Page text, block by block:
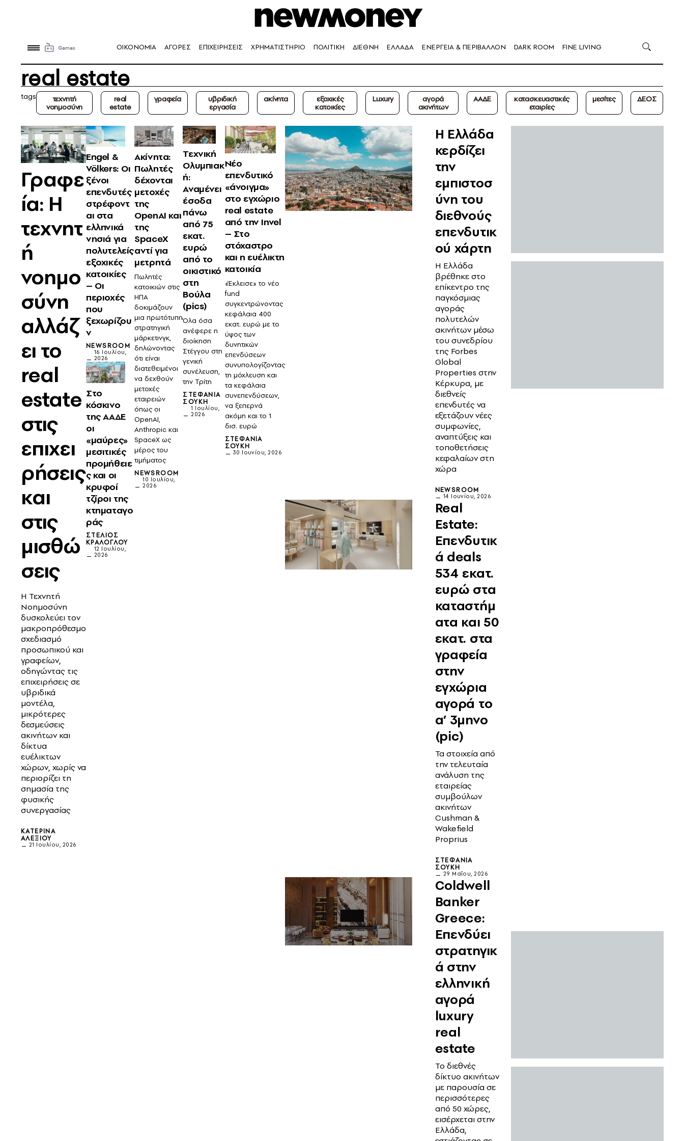
OIKONOMIA ΑΓΟΡΕΣ ΕΠΙΧΕΙΡΗΣΕΙΣ ΧΡΗΜΑΤΙΣΤΗΡΙΟ ΠΟΛΙΤΙΚΗ ΔΙΕΘΝΗ ΕΛΛΑΔΑ ΕΝΕΡΓΕΙΑ & ΠΕΡΙΒΑΛΛΟΝ DARK ROOM FINE LIVING
real estate
tags
τεχνητή
νοημοσύνη
real
estate
γραφεία
υβριδική
εργασία
ακίνητα
εξοχικές
κατοικίες
Luxury
αγορά
ακινήτων
ΑΑΔΕ
κατασκευαστικές
εταιρίες
μεσίτες ΔΕΟΣ
Γραφε
ία: Η
τεχνητ
ή
νοημο
σύνη
αλλάζ
ει το
real
estate
στις
επιχει
ρήσεις
και
στις
μισθώ
σεις
Η Τεχνητή
Νοημοσύνη
δυσκολεύει τον
μακροπρόθεσμο
σχεδιασμό
προσωπικού και
γραφείων,
οδηγώντας τις
επιχειρήσεις σε
υβριδικά
μοντέλα,
μικρότερες
δεσμεύσεις
ακινήτων και
δίκτυα
ευέλικτων
χώρων, χωρίς να
περιορίζει τη
σημασία της
φυσικής
συνεργασίας
ΚΑΤΕΡΊΝΑ
ΑΛΕΞΊΟΥ
21 Ιουλίου, 2026
Engel &
Völkers: Οι
ξένοι
επενδυτές
στρέφοντ
αι στα
ελληνικά
νησιά για
πολυτελείς
εξοχικές
κατοικίες
– Οι
περιοχές
που
ξεχωρίζου
ν
NEWSROOM
16 Ιουλίου,
2026
Στο
κόσκινο
της ΑΑΔΕ
οι
«μαύρες»
μεσιτικές
προμήθειε
ς και οι
κρυφοί
τζίροι της
κτηματαγο
ράς
ΣΤΈΛΙΟΣ
ΚΡΆΛΟΓΛΟΥ
12 Ιουλίου,
2026
Ακίνητα:
Πωλητές
δέχονται
μετοχές
της
OpenAI και
της
SpaceX
αντί για
μετρητά
Πωλητές
κατοικιών στις
ΗΠΑ
δοκιμάζουν
μια πρωτότυπη
στρατηγική
μάρκετινγκ,
δηλώνοντας
ότι είναι
διατεθειμένοι
να δεχθούν
μετοχές
εταιρειών
όπως οι
OpenAI,
Anthropic και
SpaceX ως
μέρος του
τιμήματος
NEWSROOM
10 Ιουλίου,
2026
Τεχνική
Ολυμπιακ
ή:
Αναμένει
έσοδα
πάνω
από 75
εκατ.
ευρώ
από το
οικιστικό
στη
Βούλα
(pics)
Όλα όσα
ανέφερε η
διοίκηση
Στέγγου στη
γενική
συνέλευση,
την Τρίτη
ΣΤΕΦΑΝΊΑ
ΣΟΎΚΗ
1 Ιουλίου,
2026
Νέο
επενδυτικό
«άνοιγμα»
στο εγχώριο
real estate
από την Invel
– Στο
στόχαστρο
και η ευέλικτη
κατοικία
«Έκλεισε» το νέο
fund
συγκεντρώνοντας
κεφάλαια 400
εκατ. ευρώ με το
ύψος των
δυνητικών
επενδύσεων
συνυπολογίζοντας
τη μόχλευση και
τα κεφάλαια
συνεπενδύσεων,
να ξεπερνά
ακόμη και το 1
δισ. ευρώ
ΣΤΕΦΑΝΊΑ
ΣΟΎΚΗ
30 Ιουνίου, 2026
Η Ελλάδα
κερδίζει
την
εμπιστοσ
ύνη του
διεθνούς
επενδυτικ
ού χάρτη
Η Ελλάδα
βρέθηκε στο
επίκεντρο της
παγκόσμιας
αγοράς
πολυτελών
ακινήτων μέσω
του συνεδρίου
της Forbes
Global
Properties στην
Κέρκυρα, με
διεθνείς
επενδυτές να
εξετάζουν νέες
συμφωνίες,
αναπτύξεις και
τοποθετήσεις
κεφαλαίων στη
χώρα
NEWSROOM
14 Ιουνίου, 2026
Real
Estate:
Επενδυτικ
ά deals
534 εκατ.
ευρώ στα
καταστήμ
ατα και 50
εκατ. στα
γραφεία
στην
εγχώρια
αγορά το
α’ 3μηνο
(pic)
Τα στοιχεία από
την τελευταία
ανάλυση της
εταιρείας
συμβούλων
ακινήτων
Cushman &
Wakefield
Proprius
ΣΤΕΦΑΝΊΑ
ΣΟΎΚΗ
29 Μαΐου, 2026
Coldwell
Banker
Greece:
Επενδύει
στρατηγικ
ά στην
ελληνική
αγορά
luxury
real
estate
Το διεθνές
δίκτυο ακινήτων
με παρουσία σε
περισσότερες
από 50 χώρες,
εισέρχεται στην
Ελλάδα,